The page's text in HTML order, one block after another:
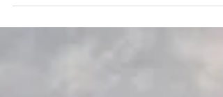
eventi gratuiti per bambini e famiglie a
con MAGICS Academy 2026. Scopri come